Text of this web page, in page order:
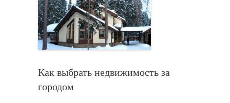
Как выбрать недвижимость за
городом